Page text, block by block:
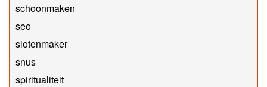
schoonmaken
seo
slotenmaker
snus
spiritualiteit